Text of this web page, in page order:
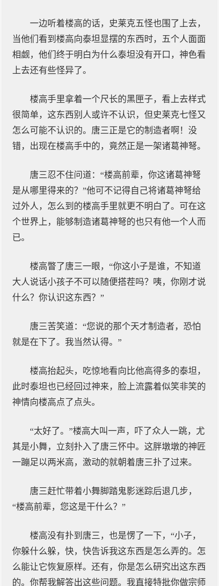
一边听着楼高的话，史莱克五怪也围了上去，
当他们看到楼高向泰坦显摆的东西时，五个人面面
相觑，他们终于明白为什么泰坦没有开口，神色看
上去还有些怪异了。
楼高手里拿着一个尺长的黑匣子，看上去样式
很简单，这东西别人或许不认识，但史莱克七怪又
怎么可能不认识的。唐三正是它的制造者啊！没
错，出现在楼高手中的，竟然正是一架诸葛神弩。
唐三忍不住问道：“楼高前辈，你这诸葛神弩
是从哪里得来的？”他可不记得自己将诸葛神弩给
过外人，怎么到的楼高手里就更不明白了。可在这
个世界上，能够制造诸葛神弩的也只有他一个人而
已。
楼高瞥了唐三一眼，“你这小子是谁，不知道
大人说话小孩子不可以随便搭茬吗？咦，你刚才说
什么？你认识这东西？”
唐三苦笑道：“您说的那个天才制造者，恐怕
就是在下了。我当然认得。”
楼高抬起头，吃惊地看向比他高得多的泰坦，
此时泰坦也已经回过神来，脸上流露着似笑非笑的
神情向楼高点了点头。
“太好了。”楼高大叫一声，吓了众人一跳，尤
其是小舞，立刻扑入了唐三怀中。这胖墩墩的神匠
一蹦足以两米高，激动的就朝着唐三扑了过来。
唐三赶忙带着小舞脚踏鬼影迷踪后退几步，
“楼高前辈，您这是干什么？”
楼高没有扑到唐三，也是愣了一下，“小子，
你躲什么躲，快，快告诉我这东西是怎么弄的。怎
么能让它恢复原样。还有，你是怎么研究出这东西
的。你帮我解答出这些问题。我直接特批你做宗师